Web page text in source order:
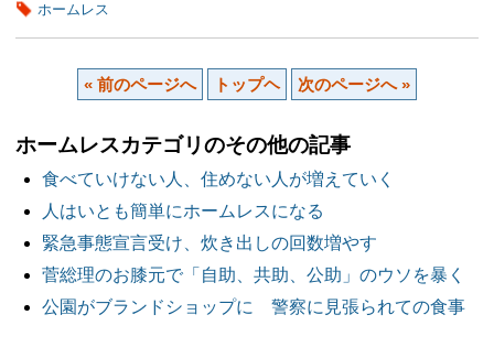
ホームレス
« 前のページへ トップヘ 次のページへ »
ホームレスカテゴリのその他の記事
食べていけない人、住めない人が増えていく
人はいとも簡単にホームレスになる
緊急事態宣言受け、炊き出しの回数増やす
菅総理のお膝元で「自助、共助、公助」のウソを暴く
公園がブランドショップに 警察に見張られての食事